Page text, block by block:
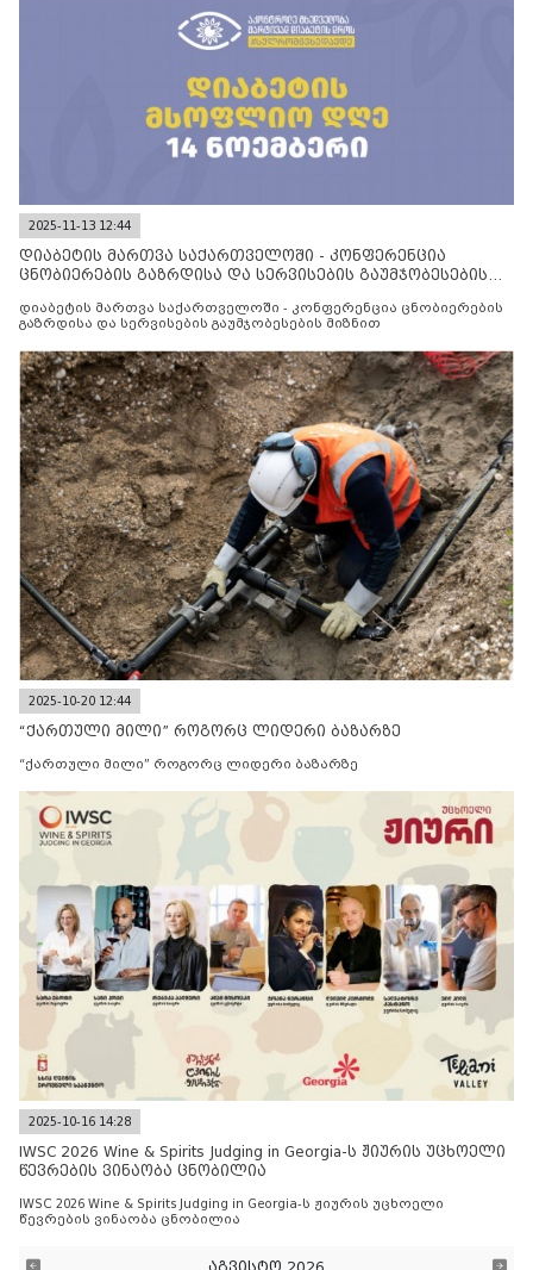
2025-11-13 12:44
დიაბეტის მართვა საქართველოში - კონფერენცია
ცნობიერების გაზრდისა და სერვისების გაუმჯობესების
დიაბეტის მართვა საქართველოში - კონფერენცია ცნობიერების
გაზრდისა და სერვისების გაუმჯობესების მიზნით
2025-10-20 12:44
“ქართული მილი” როგორც ლიდერი ბაზარზე
“ქართული მილი” როგორც ლიდერი ბაზარზე
2025-10-16 14:28
IWSC 2026 Wine & Spirits Judging in Georgia-ს ჟიურის უცხოელი
წევრების ვინაობა ცნობილია
IWSC 2026 Wine & Spirits Judging in Georgia-ს ჟიურის უცხოელი
წევრების ვინაობა ცნობილია